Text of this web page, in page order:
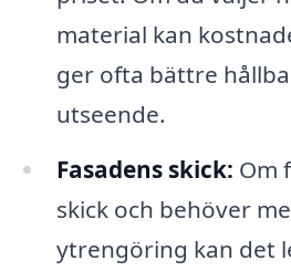
material kan
ger ofta bättre
utseende.
Fasadens skick: Om
skick och behöver
ytrengöring kan det